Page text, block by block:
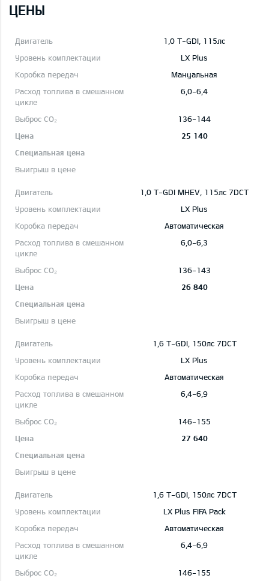
ЦЕНЫ
1,0 T-GDI, 115лс
LX Plus
Mануальная
6,0-6,4
136-144
25 140
1,0 T-GDI MHEV, 115лс 7DCT
LX Plus
Автоматическая
6,0-6,3
136-143
26 840
1,6 T-GDI, 150лс 7DCT
LX Plus
Автоматическая
6,4-6,9
146-155
27 640
1,6 T-GDI, 150лс 7DCT
LX Plus FIFA Pack
Автоматическая
6,4-6,9
146-155